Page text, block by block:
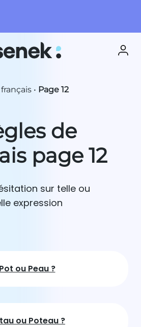
• Page 12
de
page 12
sur telle ou
expression
Pot ou Peau ?
ou Poteau ?